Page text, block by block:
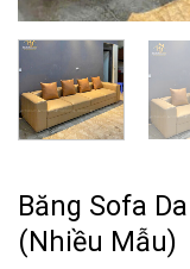
Băng Sofa
(Nhiều Mẫu)